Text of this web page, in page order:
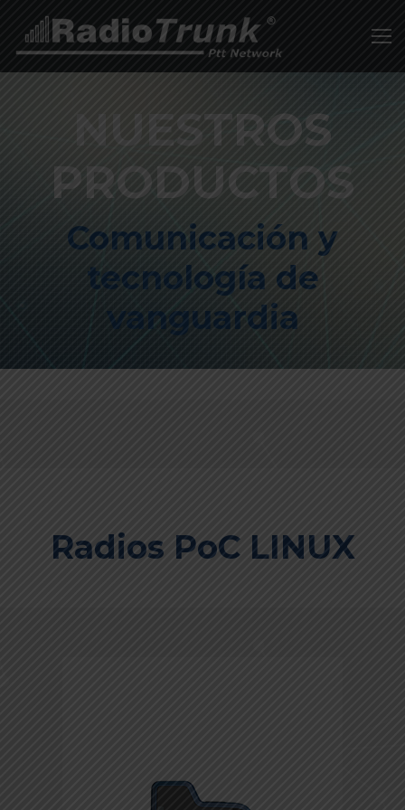
NUESTROS
PRODUCTOS
Comunicación y
tecnología de
vanguardia
Radios PoC LINUX